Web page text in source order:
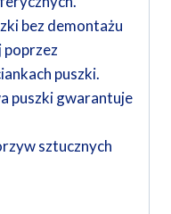
bez demontażu
poprzez
puszki.
puszki gwarantuje
sztucznych